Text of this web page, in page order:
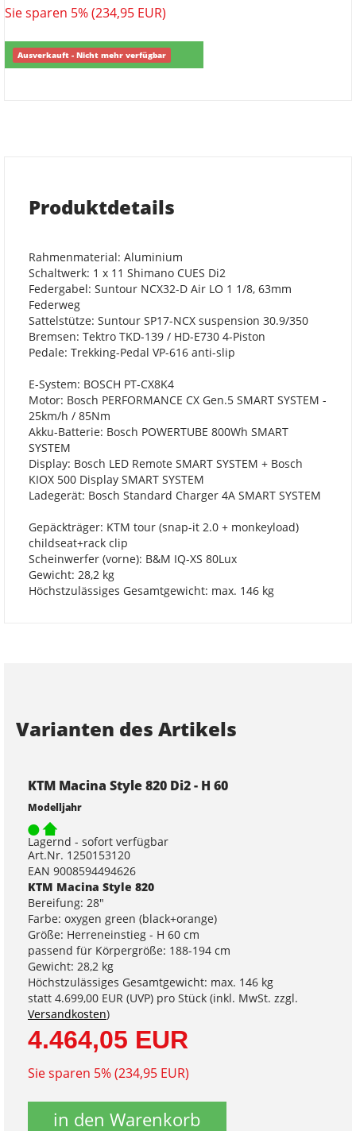
Sie sparen 5% (234,95 EUR)
Ausverkauft - Nicht mehr verfügbar
Produktdetails
Rahmenmaterial: Aluminium
Schaltwerk: 1 x 11 Shimano CUES Di2
Federgabel: Suntour NCX32-D Air LO 1 1/8, 63mm
Federweg
Sattelstütze: Suntour SP17-NCX suspension 30.9/350
Bremsen: Tektro TKD-139 / HD-E730 4-Piston
Pedale: Trekking-Pedal VP-616 anti-slip
E-System: BOSCH PT-CX8K4
Motor: Bosch PERFORMANCE CX Gen.5 SMART SYSTEM -
25km/h / 85Nm
Akku-Batterie: Bosch POWERTUBE 800Wh SMART
SYSTEM
Display: Bosch LED Remote SMART SYSTEM + Bosch
KIOX 500 Display SMART SYSTEM
Ladegerät: Bosch Standard Charger 4A SMART SYSTEM
Gepäckträger: KTM tour (snap-it 2.0 + monkeyload)
childseat+rack clip
Scheinwerfer (vorne): B&M IQ-XS 80Lux
Gewicht: 28,2 kg
Höchstzulässiges Gesamtgewicht: max. 146 kg
Varianten des Artikels
KTM Macina Style 820 Di2 - H 60
Modelljahr
Lagernd - sofort verfügbar
Art.Nr. 1250153120
EAN 9008594494626
KTM Macina Style 820
Bereifung: 28"
Farbe: oxygen green (black+orange)
Größe: Herreneinstieg - H 60 cm
passend für Körpergröße: 188-194 cm
Gewicht: 28,2 kg
Höchstzulässiges Gesamtgewicht: max. 146 kg
statt 4.699,00 EUR (UVP) pro Stück (inkl. MwSt. zzgl.
Versandkosten)
4.464,05 EUR
Sie sparen 5% (234,95 EUR)
in den Warenkorb